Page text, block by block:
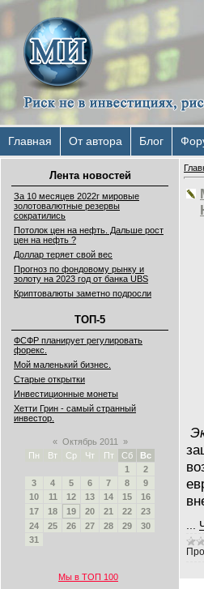
Главная От автора Блог
Лента новостей
За 10 месяцев 2022г мировые
золотовалютные резервы
сократились
Потолок цен на нефть. Дальше рост
цен на нефть ?
Доллар теряет свой вес
Прогноз по фондовому рынку и
золоту на 2023 год от банка UBS
Криптовалюты заметно подросли
ТОП-5
ФСФР планирует регулировать
форекс.
Мой маленький бизнес.
Старые открытки
Инвестиционные монеты
Хетти Грин - самый странный
инвестор.
« Октябрь 2011
»
Пн
Вт Ср Чт Пт Сб
Вс
1
2
3
4 5 6 7 8
9
10
11 12 13 14 15
16
17
18 19 20 21 22
23
24
25 26 27 28 29
30
31
Мы в ТОП 100